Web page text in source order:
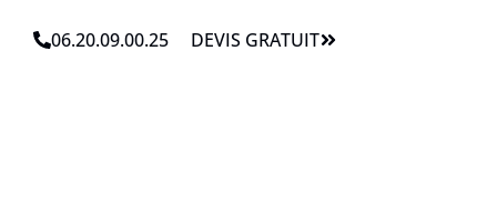
06.20.09.00.25 DEVIS GRATUIT